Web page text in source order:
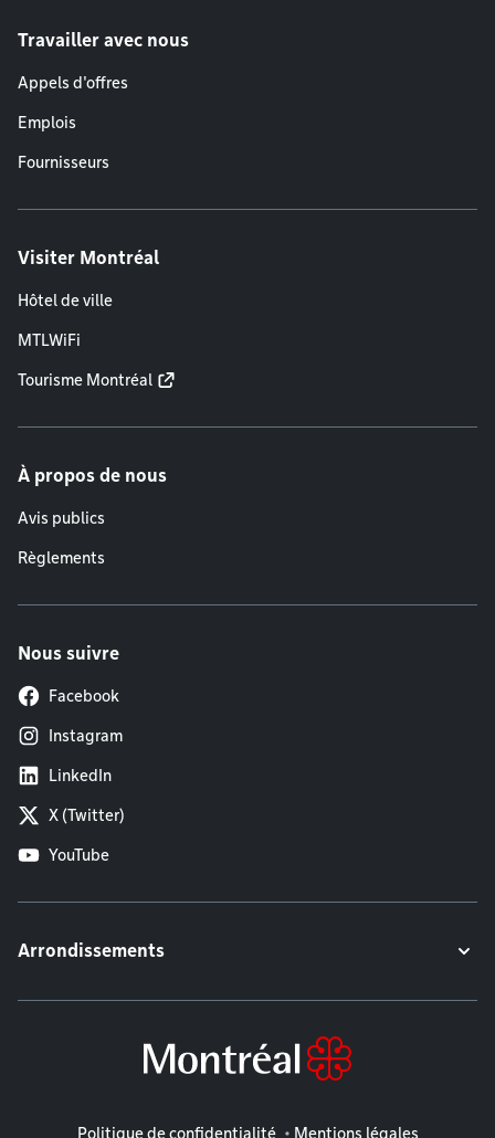
Travailler avec nous
Appels d'offres
Emplois
Fournisseurs
Visiter Montréal
Hôtel de ville
MTLWiFi
Tourisme Montréal
À propos de nous
Avis publics
Règlements
Nous suivre
Facebook
Instagram
LinkedIn
X (Twitter)
YouTube
Arrondissements
Politique de confidentialité Mentions légales